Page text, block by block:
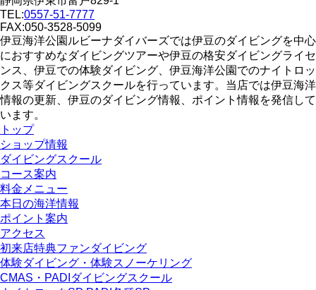
TEL:0557-51-7777
FAX:050-3528-5099
伊豆海洋公園ルビーナダイバーズでは伊豆のダイビングを中心
におすすめなダイビングツアーや伊豆の格安ダイビングライセ
ンス、伊豆での体験ダイビング、伊豆海洋公園でのナイトロッ
クス等ダイビングスクールを行っています。当店では伊豆海洋
情報の更新、伊豆のダイビング情報、ポイント情報を発信して
います。
トップ
ショップ情報
ダイビングスクール
コース案内
料金メニュー
本日の海洋情報
ポイント案内
アクセス
初来店特典ファンダイビング
体験ダイビング・体験スノーケリング
CMAS・PADIダイビングスクール